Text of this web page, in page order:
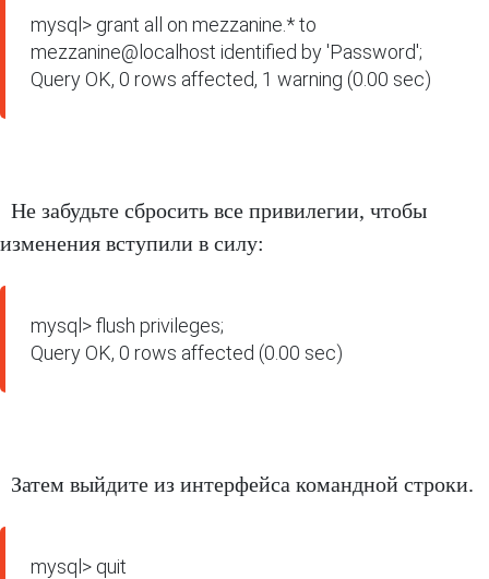
mysql> grant all on mezzanine.* to
mezzanine@localhost identified by 'Password';
Query OK, 0 rows affected, 1 warning (0.00 sec)
Не забудьте сбросить все привилегии, чтобы
изменения вступили в силу:
mysql> flush privileges;
Query OK, 0 rows affected (0.00 sec)
Затем выйдите из интерфейса командной строки.
mysql> quit